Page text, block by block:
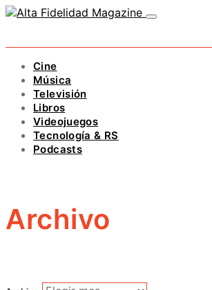
Cine
Música
Televisión
Libros
Videojuegos
Tecnología & RS
Podcasts
Archivo